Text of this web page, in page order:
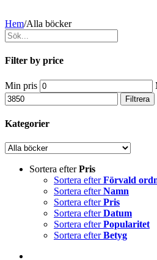
Hem/Alla böcker
Filter by price
Min pris
Filtrera
Kategorier
Sortera efterPris
Sortera efterFörvald
Sortera efterNamn
Sortera efterPris
Sortera efterDatum
Sortera efterPopularitet
Sortera efterBetyg